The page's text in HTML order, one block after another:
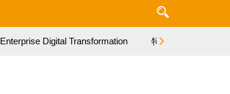
Enterprise Digital Transformation 特集